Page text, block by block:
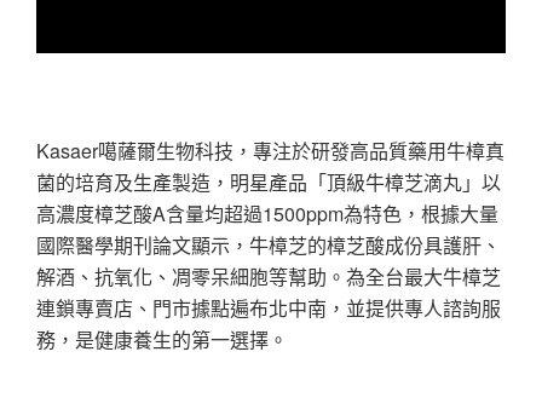
Kasaer噶薩爾生物科技，專注於研發高品質藥用牛樟真
菌的培育及生產製造，明星產品「頂級牛樟芝滴丸」以
高濃度樟芝酸A含量均超過1500ppm為特色，根據大量
國際醫學期刊論文顯示，牛樟芝的樟芝酸成份具護肝、
解酒、抗氧化、凋零呆細胞等幫助。為全台最大牛樟芝
連鎖專賣店、門市據點遍布北中南，並提供專人諮詢服
務，是健康養生的第一選擇。